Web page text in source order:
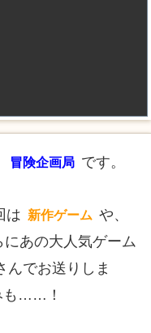
冒険企画局 です。
は 新作ゲーム や、
にあの大人気ゲーム
んでお送りしま
も……！